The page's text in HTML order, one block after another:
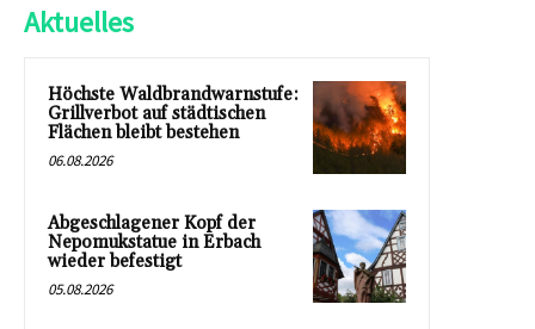
Aktuelles
Höchste Waldbrandwarnstufe:
Grillverbot auf städtischen
Flächen bleibt bestehen
06.08.2026
Abgeschlagener Kopf der
Nepomukstatue in Erbach
wieder befestigt
05.08.2026